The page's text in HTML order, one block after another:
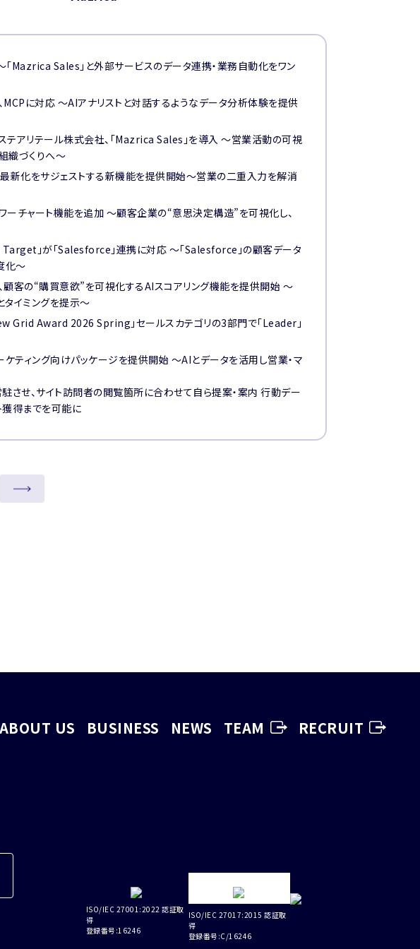
Mazrica Sales」と外部サービスのデータ連携・業務自動化をワン
MCPに対応 〜AIアナリストと対話するようなデータ分析体験を提供
テアリテール株式会社、「Mazrica Sales」を導入 ～営業活動の可視
織づくりへ～
新化をサジェストする新機能を提供開始〜営業の二重入力を解消
チャート機能を追加 〜顧客企業の“意思決定構造”を可視化し、
」が「Salesforce」連携に対応 〜「Salesforce」の顧客データ
化〜
顧客の“購買意欲”を可視化するAIスコアリング機能を提供開始 〜
タイミングを提示〜
Grid Award 2026 Spring」セールスカテゴリの3部門で「Leader」
ケティング向けパッケージを提供開始 〜AIとデータを活用し営業・マ
させ、サイト訪問者の閲覧箇所に合わせて自ら提案・案内 行動デー
獲得までを可能に
ABOUT US BUSINESS NEWS TEAM RECRUIT
ISO/IEC 27001:2022 認証取
得
登録番号:16246
ISO/IEC 27017:2015 認証取
得
登録番号:C/16246